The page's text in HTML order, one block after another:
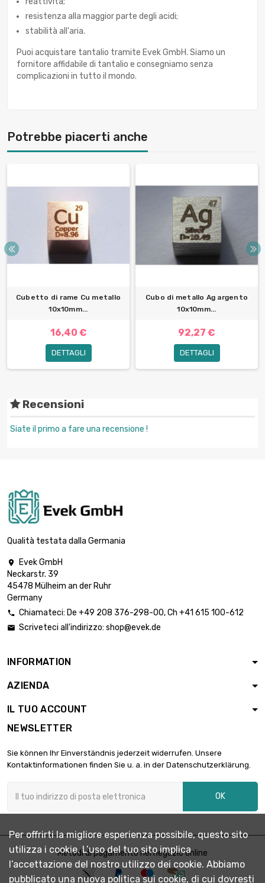
resistenza alla maggior parte degli acidi;
stabilità all'aria.
Puoi acquistare tantalio tramite Evek GmbH. Siamo un
fornitore affidabile di tantalio e consegniamo senza
complicazioni in tutto il mondo.
Potrebbe piacerti anche
Cubetto di rame Cu metallo
10x10mm...
16,40 €
DETTAGLI
Cubo di metallo Ag argento
10x10mm...
92,27 €
DETTAGLI
Recensioni
Siate il primo a fare una recensione !
Qualità testata dalla Germania

Evek GmbH
Neckarstr. 39
45478 Mülheim an der Ruhr
Germany
 Chiamateci: De +49 208 376-298-00, Ch +41 615 100-612
 Scriveteci all'indirizzo: shop@evek.de
INFORMATION
AZIENDA
IL TUO ACCOUNT
NEWSLETTER
Sie können Ihr Einverständnis jederzeit widerrufen. Unsere
Kontaktinformationen finden Sie u. a. in der Datenschutzerklärung.
OK
Metodi di pagamento nel negozio online
Per offrirti la migliore esperienza possibile, questo sito
utilizza i cookie. L’uso del tuo sito implica
l’accettazione del nostro utilizzo dei cookie. Abbiamo
pubblicato una nuova politica sui cookie, di cui dovresti